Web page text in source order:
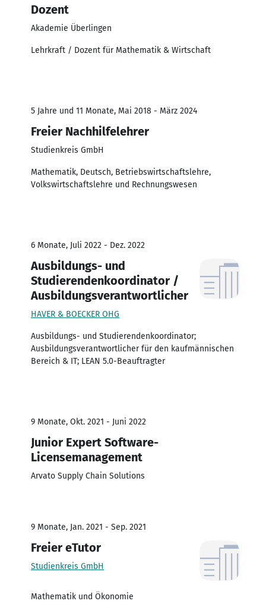
Dozent
Akademie Überlingen
Lehrkraft / Dozent für Mathematik & Wirtschaft
5 Jahre und 11 Monate, Mai 2018 - März 2024
Freier Nachhilfelehrer
Studienkreis GmbH
Mathematik, Deutsch, Betriebswirtschaftslehre,
Volkswirtschaftslehre und Rechnungswesen
6 Monate, Juli 2022 - Dez. 2022
Ausbildungs- und
Studierendenkoordinator /
Ausbildungsverantwortlicher
HAVER & BOECKER OHG
Ausbildungs- und Studierendenkoordinator;
Ausbildungsverantwortlicher für den kaufmännischen
Bereich & IT; LEAN 5.0-Beauftragter
9 Monate, Okt. 2021 - Juni 2022
Junior Expert Software-
Licensemanagement
Arvato Supply Chain Solutions
9 Monate, Jan. 2021 - Sep. 2021
Freier eTutor
Studienkreis GmbH
Mathematik und Ökonomie